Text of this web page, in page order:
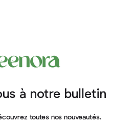
à notre bulletin
toutes nos nouveautés.